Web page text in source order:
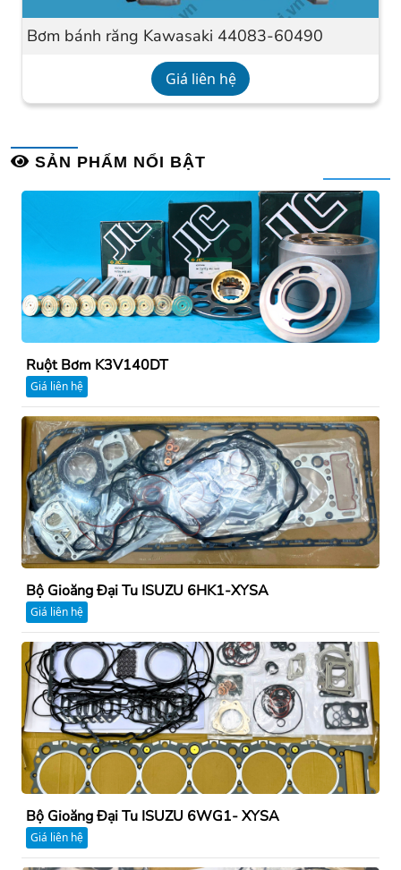
Bơm bánh răng Kawasaki 44083-60490
Giá liên hệ
SẢN PHẨM NỔI BẬT
Ruột Bơm K3V140DT
Giá liên hệ
Bộ Gioăng Đại Tu ISUZU 6HK1-XYSA
Giá liên hệ
Bộ Gioăng Đại Tu ISUZU 6WG1- XYSA
Giá liên hệ